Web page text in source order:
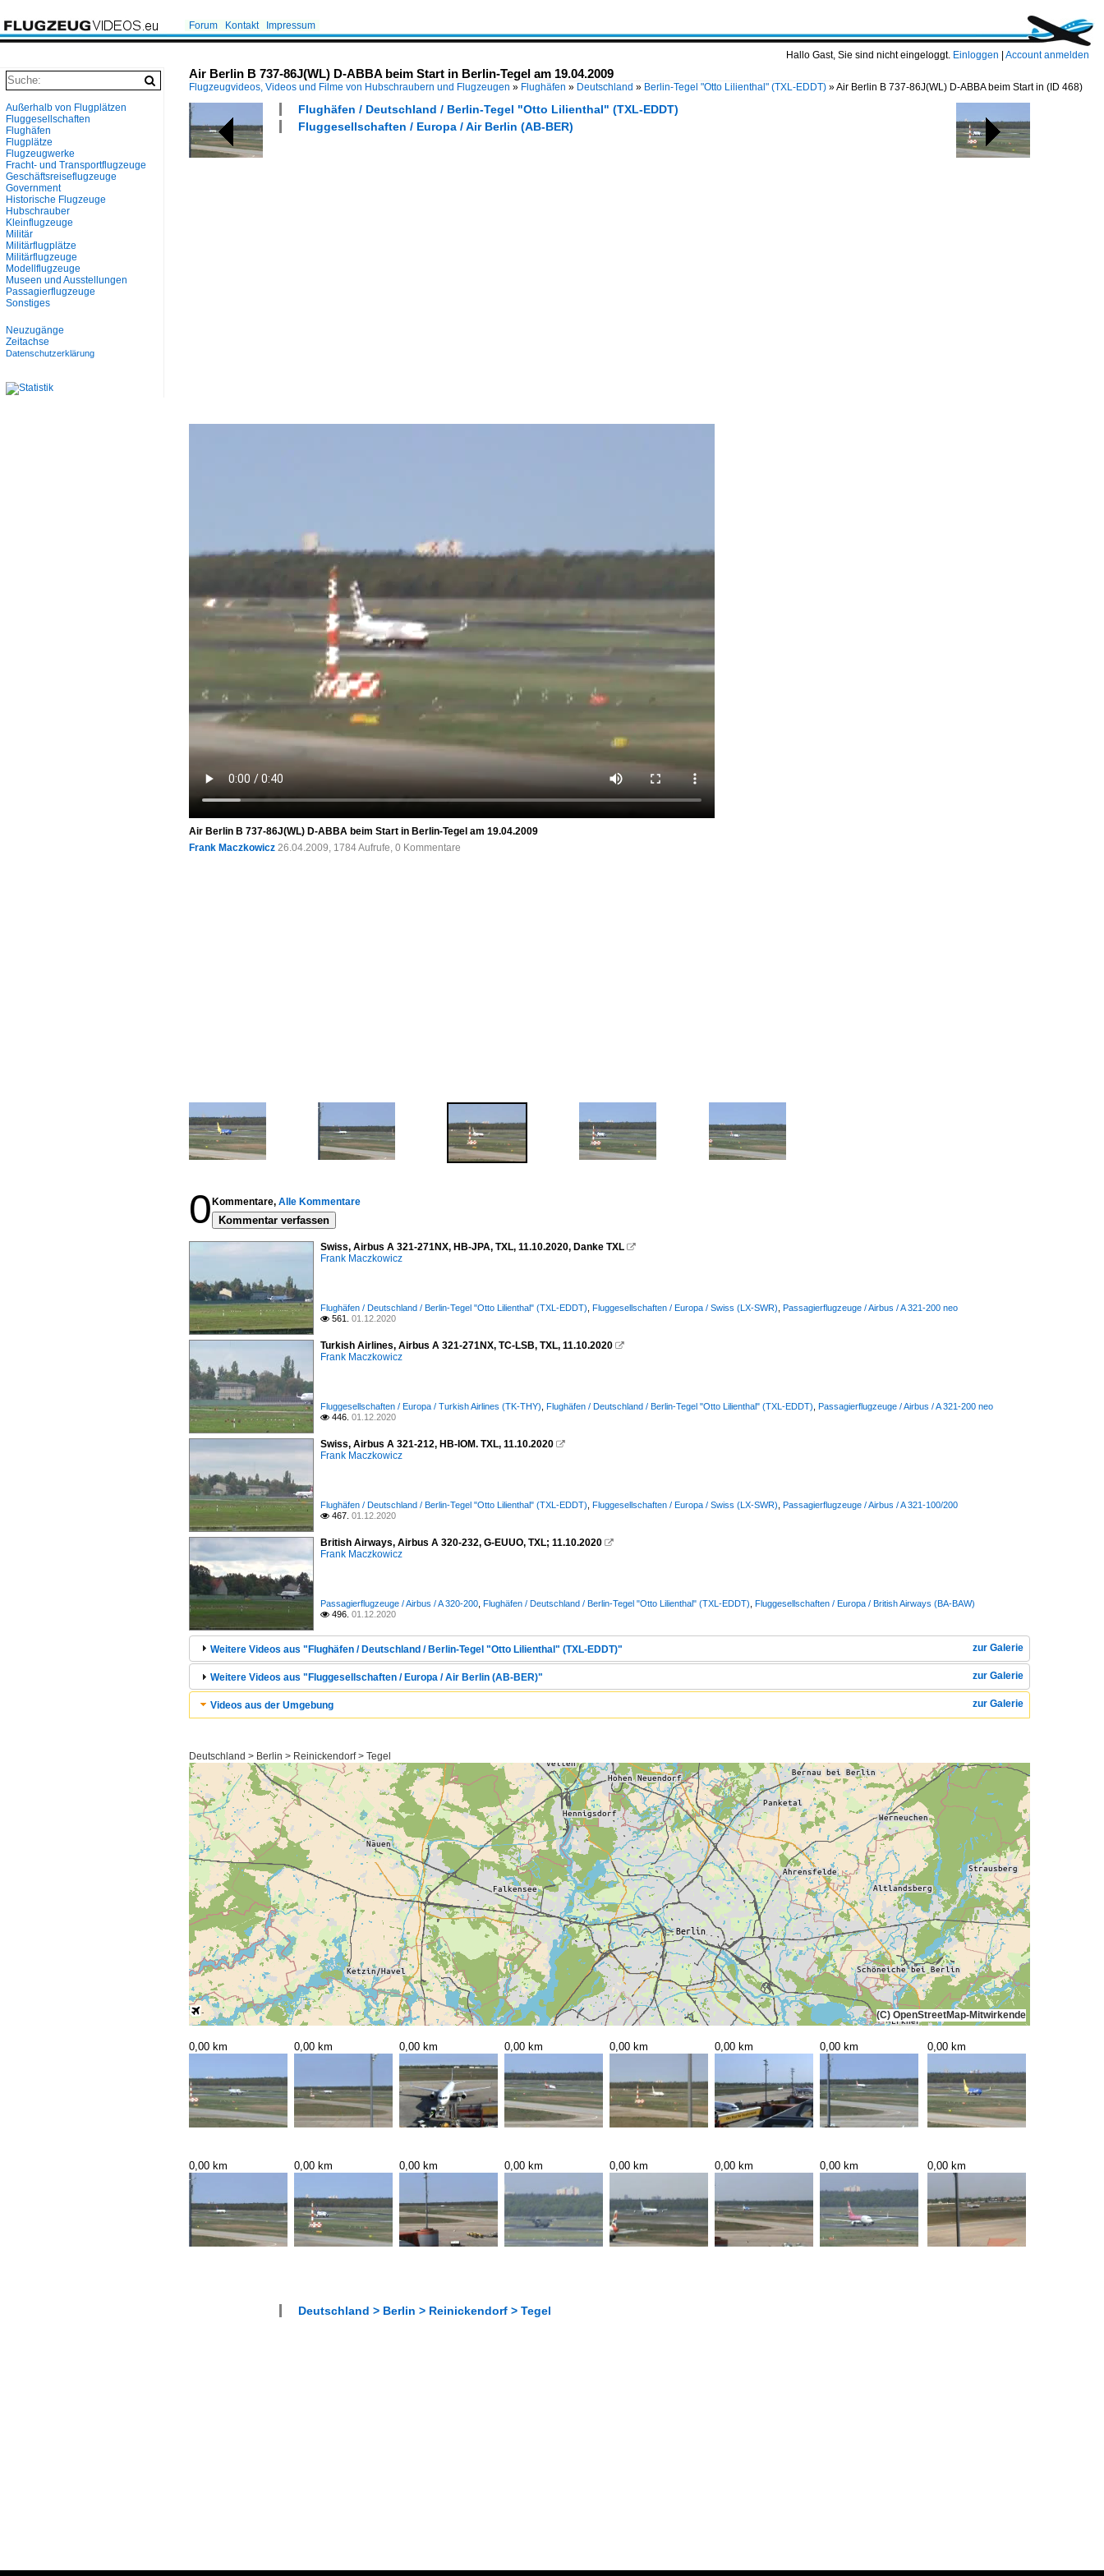
Hallo Gast, Sie sind nicht eingeloggt. Einloggen Account anmelden
Forum Kontakt Impressum
Air Berlin B 737-86J(WL) D-ABBA beim Start in Berlin-Tegel am 19.04.2009
Flugzeugvideos, Videos und Filme von Hubschraubern und Flugzeugen » Flughäfen » Deutschland » Berlin-Tegel "Otto Lilienthal" (TXL-EDDT) »Air Berlin B 737-86J(WL) D-ABBA beim Start in (ID 468)
Flughäfen / Deutschland / Berlin-Tegel "Otto Lilienthal" (TXL-EDDT)
Fluggesellschaften / Europa / Air Berlin (AB-BER)
Air Berlin B 737-86J(WL) D-ABBA beim Start in Berlin-Tegel am 19.04.2009
Frank Maczkowicz 26.04.2009, 1784 Aufrufe, 0 Kommentare
0 Kommentare, Alle Kommentare
Kommentar verfassen
Swiss, Airbus A 321-271NX, HB-JPA, TXL, 11.10.2020, Danke TXL 
Frank Maczkowicz
Flughäfen / Deutschland / Berlin-Tegel "Otto Lilienthal" (TXL-EDDT) Fluggesellschaften / Europa / Swiss (LX-SWR) Passagierflugzeuge / Airbus / A 321-200 neo
 561. 01.12.2020
Turkish Airlines, Airbus A 321-271NX, TC-LSB, TXL, 11.10.2020 
Frank Maczkowicz
Fluggesellschaften / Europa / Turkish Airlines (TK-THY) Flughäfen / Deutschland / Berlin-Tegel "Otto Lilienthal" (TXL-EDDT) Passagierflugzeuge / Airbus / A 321-200 neo
 446. 01.12.2020
Swiss, Airbus A 321-212, HB-IOM. TXL, 11.10.2020 
Frank Maczkowicz
Flughäfen / Deutschland / Berlin-Tegel "Otto Lilienthal" (TXL-EDDT) Fluggesellschaften / Europa / Swiss (LX-SWR) Passagierflugzeuge / Airbus / A 321-100/200
 467. 01.12.2020
British Airways, Airbus A 320-232, G-EUUO, TXL; 11.10.2020 
Frank Maczkowicz
Passagierflugzeuge / Airbus / A 320-200 Flughäfen / Deutschland / Berlin-Tegel "Otto Lilienthal" (TXL-EDDT) Fluggesellschaften / Europa / British Airways (BA-BAW)
 496. 01.12.2020
zur Galerie
Weitere Videos aus "Flughäfen / Deutschland / Berlin-Tegel "Otto Lilienthal" (TXL-EDDT)"
zur Galerie
Weitere Videos aus "Fluggesellschaften / Europa / Air Berlin (AB-BER)"
zur Galerie
Videos aus der Umgebung
Deutschland > Berlin > Reinickendorf > Tegel
(C) OpenStreetMap-Mitwirkende
0,00 km 0,00 km 0,00 km 0,00 km 0,00 km 0,00 km 0,00 km 0,00 km
0,00 km 0,00 km 0,00 km 0,00 km 0,00 km 0,00 km 0,00 km 0,00 km
Deutschland > Berlin > Reinickendorf > Tegel
Außerhalb von Flugplätzen
Fluggesellschaften
Flughäfen
Flugplätze
Flugzeugwerke
Fracht- und Transportflugzeuge
Geschäftsreiseflugzeuge
Government
Historische Flugzeuge
Hubschrauber
Kleinflugzeuge
Militär
Militärflugplätze
Militärflugzeuge
Modellflugzeuge
Museen und Ausstellungen
Passagierflugzeuge
Sonstiges
Neuzugänge
Zeitachse
Datenschutzerklärung